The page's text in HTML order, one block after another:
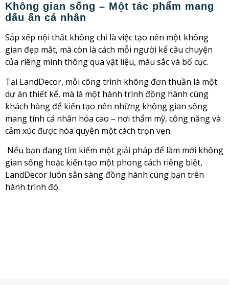
Không gian sống – Một tác phẩm mang
dấu ấn cá nhân
Sắp xếp nội thất không chỉ là việc tạo nên một không
gian đẹp mắt, mà còn là cách mỗi người kể câu chuyện
của riêng mình thông qua vật liệu, màu sắc và bố cục.
Tại LandDecor, mỗi công trình không đơn thuần là một
dự án thiết kế, mà là một hành trình đồng hành cùng
khách hàng để kiến tạo nên những không gian sống
mang tính cá nhân hóa cao – nơi thẩm mỹ, công năng và
cảm xúc được hòa quyện một cách trọn vẹn.
Nếu bạn đang tìm kiếm một giải pháp để làm mới không
gian sống hoặc kiến tạo một phong cách riêng biệt,
LandDecor luôn sẵn sàng đồng hành cùng bạn trên
hành trình đó.